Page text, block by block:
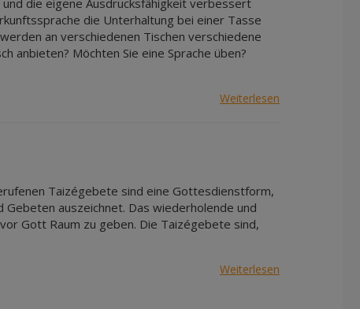
die eigene Ausdrucksfähigkeit verbessert
die Unterhaltung bei einer Tasse
an verschiedenen Tischen verschiedene
anbieten? Möchten Sie eine Sprache üben?
Weiterlesen
Taizégebete sind eine Gottesdienstform,
Gebeten auszeichnet. Das wiederholende und
Gott Raum zu geben. Die Taizégebete sind,
Weiterlesen